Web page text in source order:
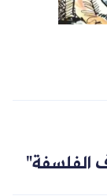
الفلسفة"